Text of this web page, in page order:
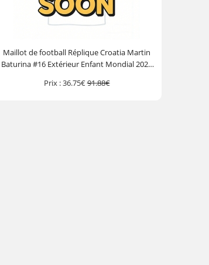
Maillot de football Réplique Croatia Martin
Baturina #16 Extérieur Enfant Mondial 2026
Prix :36.75€91.88€